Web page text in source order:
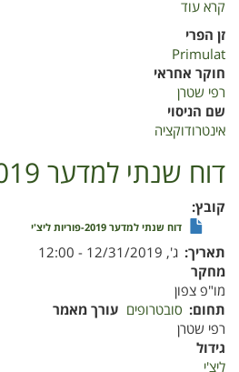
קרא עוד
שנתי
למדער
אינטרודוקציה
זן הפרי
Primulat
חוקר אחראי
רפי שטרן
שם הניסוי
אינטרודוקציה
דוח שנתי למדער 2019-פוריות ליצ'י
קובץ
דוח שנתי למדער 2019-פוריות ליצ'י
תאריך ג', 12/31/2019 - 12:00
מחקר
מו"פ צפון
תחום סובטרופים עורך מאמר
רפי שטרן
גידול
ליצ'י